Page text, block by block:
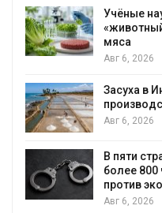
Учёные
мяса
Авг 6, 2026
Засуха в
Авг 6, 2026
В пяти
более 800
против
Авг 6, 2026